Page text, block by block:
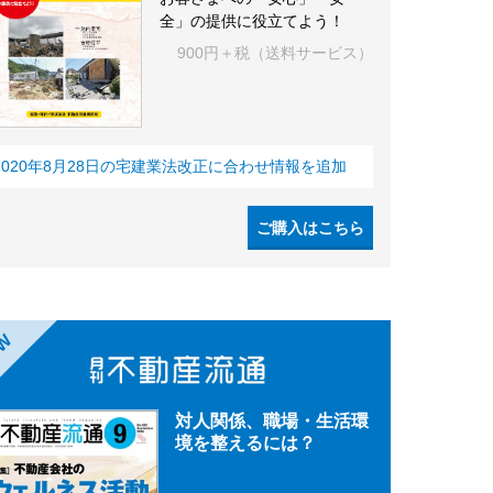
全」の提供に役立てよう！
900円＋税（送料サービス）
年8月28日の宅建業法改正に合わせ情報を追加
ご購入はこちら
対人関係、職場・生活環
境を整えるには？